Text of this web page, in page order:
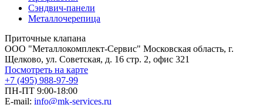
Сэндвич-панели
Металлочерепица
Приточные клапана
ООО "Металлокомплект-Сервис" Московская область, г.
Щелково, ул. Советская, д. 16 стр. 2, офис 321
Посмотреть на карте
+7 (495) 988-97-99
ПН-ПТ 9:00-18:00
E-mail: info@mk-services.ru